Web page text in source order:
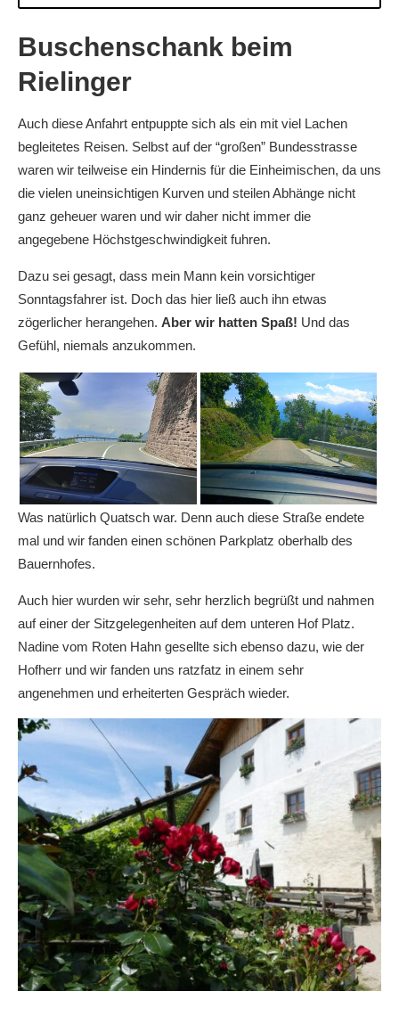
Buschenschank beim
Rielinger
Auch diese Anfahrt entpuppte sich als ein mit viel Lachen
begleitetes Reisen. Selbst auf der “großen” Bundesstrasse
waren wir teilweise ein Hindernis für die Einheimischen, da uns
die vielen uneinsichtigen Kurven und steilen Abhänge nicht
ganz geheuer waren und wir daher nicht immer die
angegebene Höchstgeschwindigkeit fuhren.
Dazu sei gesagt, dass mein Mann kein vorsichtiger
Sonntagsfahrer ist. Doch das hier ließ auch ihn etwas
zögerlicher herangehen. Aber wir hatten Spaß! Und das
Gefühl, niemals anzukommen.
Was natürlich Quatsch war. Denn auch diese Straße endete
mal und wir fanden einen schönen Parkplatz oberhalb des
Bauernhofes.
Auch hier wurden wir sehr, sehr herzlich begrüßt und nahmen
auf einer der Sitzgelegenheiten auf dem unteren Hof Platz.
Nadine vom Roten Hahn gesellte sich ebenso dazu, wie der
Hofherr und wir fanden uns ratzfatz in einem sehr
angenehmen und erheiterten Gespräch wieder.